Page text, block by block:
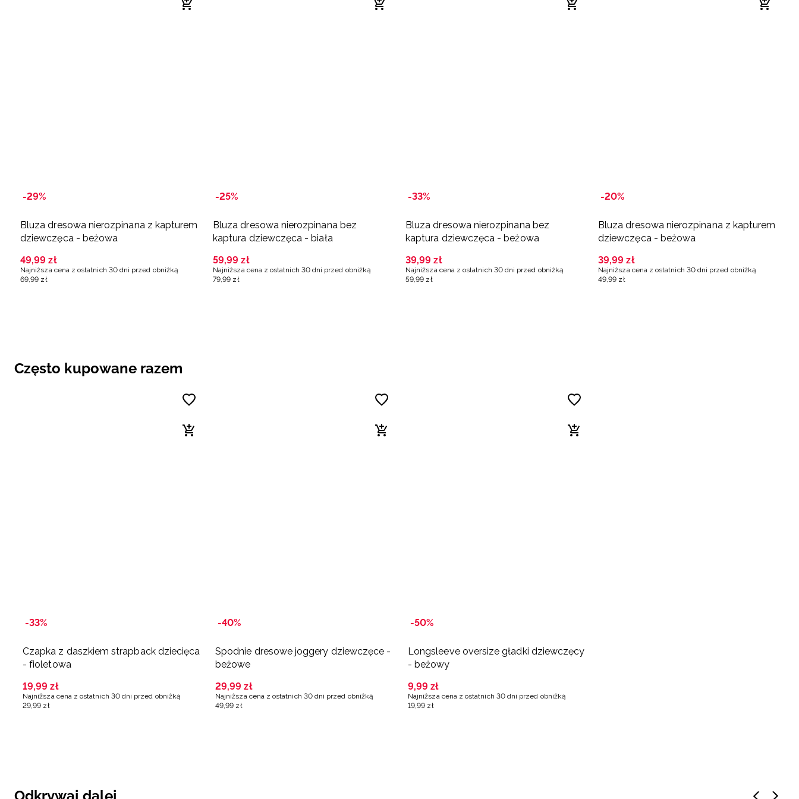
-29%
Bluza dresowa nierozpinana z kapturem
dziewczęca - beżowa
49,99 zł
Najniższa cena z ostatnich 30 dni przed obniżką
69,99 zł
-25%
Bluza dresowa nierozpinana bez
kaptura dziewczęca - biała
59,99 zł
Najniższa cena z ostatnich 30 dni przed obniżką
79,99 zł
-33%
Bluza dresowa nierozpinana bez
kaptura dziewczęca - beżowa
39,99 zł
Najniższa cena z ostatnich 30 dni przed obniżką
59,99 zł
-20%
Bluza dresowa nierozpinana z kapturem
dziewczęca - beżowa
39,99 zł
Najniższa cena z ostatnich 30 dni przed obniżką
49,99 zł
Często kupowane razem
-33%
Czapka z daszkiem strapback dziecięca
- fioletowa
19,99 zł
Najniższa cena z ostatnich 30 dni przed obniżką
29 ,99 zł
-40%
Spodnie dresowe joggery dziewczęce -
beżowe
29,99 zł
Najniższa cena z ostatnich 30 dni przed obniżką
49 ,99 zł
-50%
Longsleeve oversize gładki dziewczęcy
- beżowy
9,99 zł
Najniższa cena z ostatnich 30 dni przed obniżką
19 ,99 zł
Odkrywaj dalej